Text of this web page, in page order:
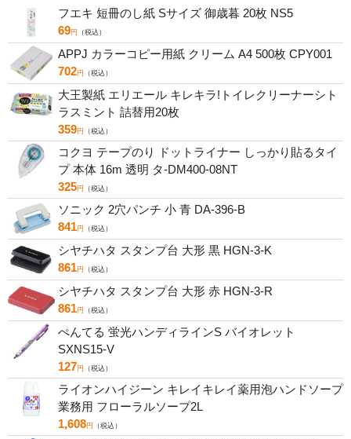
フエキ 短冊のし紙 Sサイズ 御歳暮 20枚 NS5
69円 （税込）
APPJ カラーコピー用紙 クリーム A4 500枚 CPY001
702円 （税込）
大王製紙 エリエール キレキラ!トイレクリーナーシト
ラスミント 詰替用20枚
359円 （税込）
コクヨ テープのり ドットライナー しっかり貼るタイ
プ 本体 16m 透明 タ-DM400-08NT
325円 （税込）
ソニック 2穴パンチ 小 青 DA-396-B
841円 （税込）
シヤチハタ スタンプ台 大形 黒 HGN-3-K
861円 （税込）
シヤチハタ スタンプ台 大形 赤 HGN-3-R
861円 （税込）
ぺんてる 蛍光ハンディラインS バイオレット
SXNS15-V
127円 （税込）
ライオンハイジーン キレイキレイ薬用泡ハンドソープ
業務用 フローラルソープ2L
1,608円 （税込）